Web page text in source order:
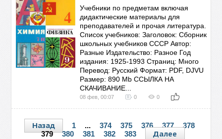
Учебники по предметам включая
дидактические материалы для
преподавателей и прочая литература.
Список учебников: Заголовок: Сборник
школьных учебников СССР Автор:
Разные Издательство: Разное Год
издания: 1925-1993 Страниц: Много
Перевод: Русский Формат: PDF, DJVU
Размер: 890 Mb ССЫЛКА НА
СКАЧИВАНИЕ...
08 фев, 00:07 0 0
Назад 1 ... 374 375 376 377
378
379
380 381 382 383 Далее